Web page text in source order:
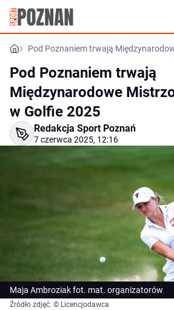
Pod Poznaniem trwają
Pod Poznaniem trwają
Międzynarodowe
w Golfie 2025
Redakcja Sport Poznań
7 czerwca 2025, 12:16
Maja Ambroziak fot. mat. organizatorów
Źródło zdjęć: © Licencjodawca